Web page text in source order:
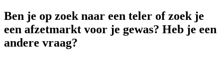
Ben je op zoek naar een teler of zoek je
een afzetmarkt voor je gewas? Heb je een
andere vraag?